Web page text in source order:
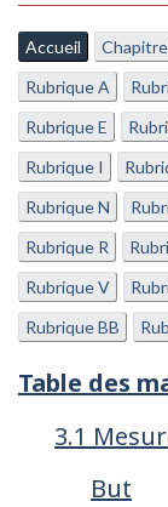
Accueil Chapitre
Rubrique A
Rubrique E
Rubrique I
Rubrique N
Rubrique R
Rubrique V
Rubrique BB
Table des
3.1
But